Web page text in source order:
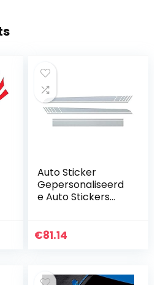
Auto Sticker
Gepersonaliseerd
e Auto Stickers
Auto Styling Stick
€81.14